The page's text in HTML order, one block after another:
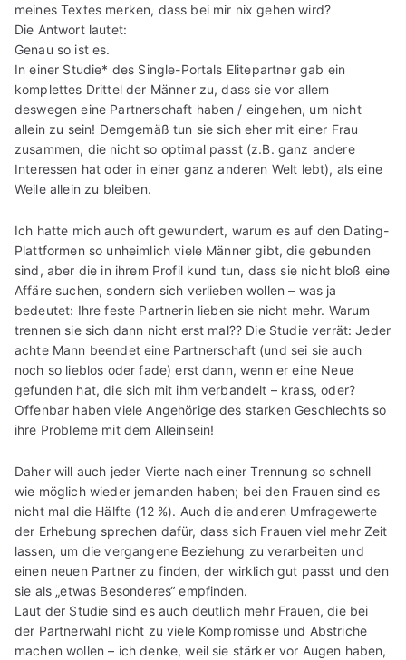
meines Textes merken, dass bei mir nix gehen wird?
Die Antwort lautet:
Genau so ist es.
In einer Studie* des Single-Portals Elitepartner gab ein
komplettes Drittel der Männer zu, dass sie vor allem
deswegen eine Partnerschaft haben / eingehen, um nicht
allein zu sein! Demgemäß tun sie sich eher mit einer Frau
zusammen, die nicht so optimal passt (z.B. ganz andere
Interessen hat oder in einer ganz anderen Welt lebt), als eine
Weile allein zu bleiben.
Ich hatte mich auch oft gewundert, warum es auf den Dating-
Plattformen so unheimlich viele Männer gibt, die gebunden
sind, aber die in ihrem Profil kund tun, dass sie nicht bloß eine
Affäre suchen, sondern sich verlieben wollen – was ja
bedeutet: Ihre feste Partnerin lieben sie nicht mehr. Warum
trennen sie sich dann nicht erst mal?? Die Studie verrät: Jeder
achte Mann beendet eine Partnerschaft (und sei sie auch
noch so lieblos oder fade) erst dann, wenn er eine Neue
gefunden hat, die sich mit ihm verbandelt – krass, oder?
Offenbar haben viele Angehörige des starken Geschlechts so
ihre Probleme mit dem Alleinsein!
Daher will auch jeder Vierte nach einer Trennung so schnell
wie möglich wieder jemanden haben; bei den Frauen sind es
nicht mal die Hälfte (12 %). Auch die anderen Umfragewerte
der Erhebung sprechen dafür, dass sich Frauen viel mehr Zeit
lassen, um die vergangene Beziehung zu verarbeiten und
einen neuen Partner zu finden, der wirklich gut passt und den
sie als „etwas Besonderes“ empfinden.
Laut der Studie sind es auch deutlich mehr Frauen, die bei
der Partnerwahl nicht zu viele Kompromisse und Abstriche
machen wollen – ich denke, weil sie stärker vor Augen haben,